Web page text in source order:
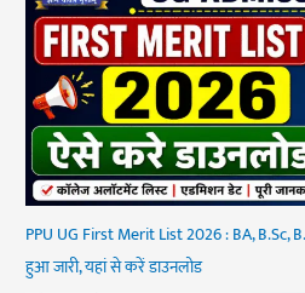
PPU UG First Merit List 2026 : BA, B.Sc,
हुआ जारी, यहां से करें डाउनलोड